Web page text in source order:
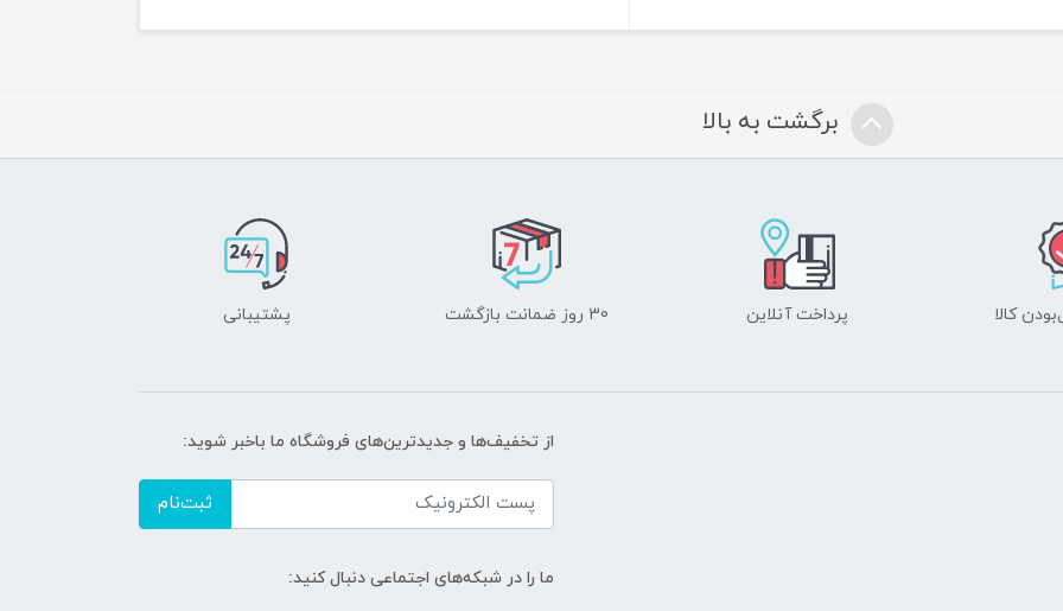
برگشت به بالا
کالا پرداخت آنلاین 30 روز ضمانت بازگشت پشتیبانی
از تخفیف‌ها و جدیدترین‌های فروشگاه ما باخبر شوید:
ثبت‌نام
ما را در شبکه‌های اجتماعی دنبال کنید: